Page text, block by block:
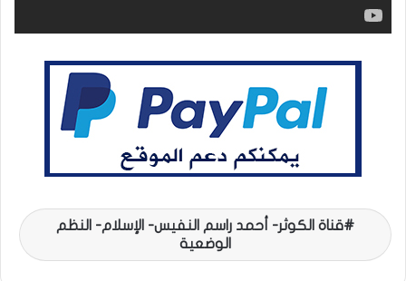
قناة الكوثر- أحمد راسم النفيس- الإسلام- النظم
الوضعية